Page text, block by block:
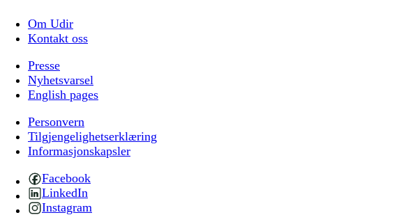
Om Udir
Kontakt oss
Presse
Nyhetsvarsel
English pages
Personvern
Tilgjengelighetserklæring
Informasjonskapsler
Facebook
LinkedIn
Instagram